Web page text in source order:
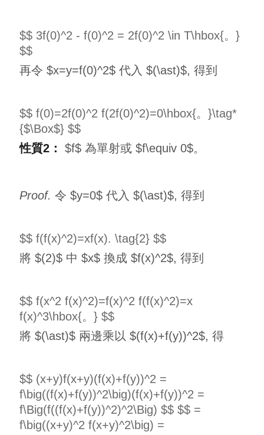
$$ 3f(0)^2 - f(0)^2 = 2f(0)^2 \in T\hbox{。}
$$
再令 $x=y=f(0)^2$ 代入 $(\ast)$, 得到
$$ f(0)=2f(0)^2 f(2f(0)^2)=0\hbox{。}\tag*
{$\Box$} $$
性質2： $f$ 為單射或 $f\equiv 0$。
Proof. 令 $y=0$ 代入 $(\ast)$, 得到
$$ f(f(x)^2)=xf(x). \tag{2} $$
將 $(2)$ 中 $x$ 換成 $f(x)^2$, 得到
$$ f(x^2 f(x)^2)=f(x)^2 f(f(x)^2)=x
f(x)^3\hbox{。} $$
將 $(\ast)$ 兩邊乘以 $(f(x)+f(y))^2$, 得
$$ (x+y)f(x+y)(f(x)+f(y))^2 =
f\big((f(x)+f(y))^2\big)(f(x)+f(y))^2 =
f\Big(f((f(x)+f(y))^2)^2\Big) $$ $$ =
f\big((x+y)^2 f(x+y)^2\big) =